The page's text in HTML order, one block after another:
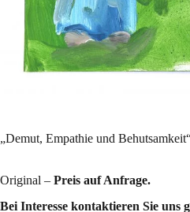
„Demut, Empathie und
Original – Preis auf Anfrage.
Bei Interesse kontaktieren Sie uns